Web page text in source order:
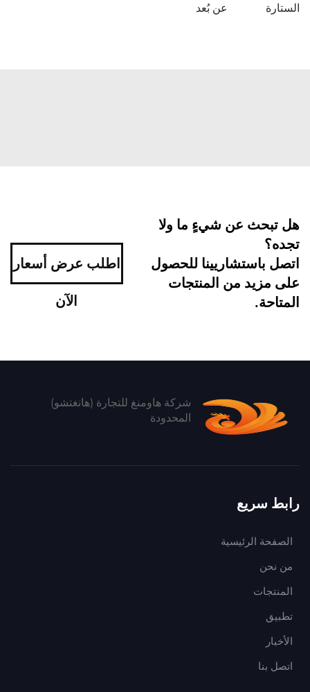
الستارة
عن بُعد
هل تبحث عن شيءٍ ما ولا
تجده؟
اتصل باستشاريينا للحصول
على مزيد من المنتجات
المتاحة.
اطلب عرض أسعار
الآن
شركة هاومنغ للتجارة (هانغتشو)
المحدودة
رابط سريع
الصفحة الرئيسية
من نحن
المنتجات
تطبيق
الأخبار
اتصل بنا